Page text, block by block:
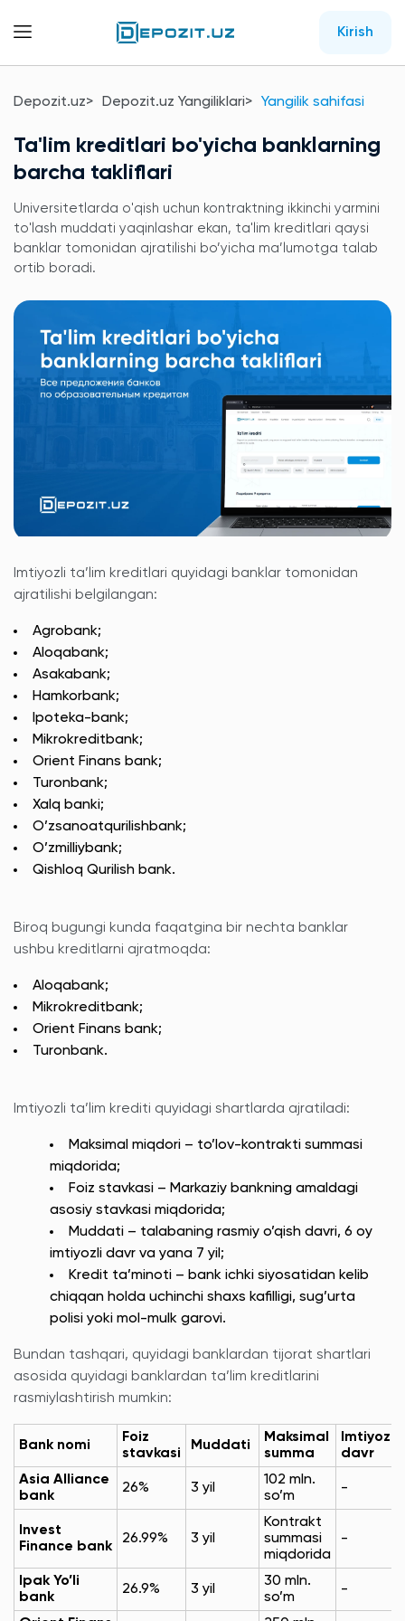
Kirish
Depozit.uz Depozit.uz Yangiliklari Yangilik sahifasi
Ta'lim kreditlari bo'yicha banklarning
barcha takliflari
Universitetlarda o'qish uchun kontraktning ikkinchi yarmini
to'lash muddati yaqinlashar ekan, ta'lim kreditlari qaysi
banklar tomonidan ajratilishi bo’yicha ma’lumotga talab
ortib boradi.
Imtiyozli ta’lim kreditlari quyidagi banklar tomonidan
ajratilishi belgilangan:
Agrobank;
Aloqabank;
Asakabank;
Hamkorbank;
Ipoteka-bank;
Mikrokreditbank;
Orient Finans bank;
Turonbank;
Xalq banki;
O’zsanoatqurilishbank;
O’zmilliybank;
Qishloq Qurilish bank.
Biroq bugungi kunda faqatgina bir nechta banklar
ushbu kreditlarni ajratmoqda:
Aloqabank;
Mikrokreditbank;
Orient Finans bank;
Turonbank.
Imtiyozli ta’lim krediti quyidagi shartlarda ajratiladi:
Maksimal miqdori – to’lov-kontrakti summasi
miqdorida;
Foiz stavkasi – Markaziy bankning amaldagi
asosiy stavkasi miqdorida;
Muddati – talabaning rasmiy o’qish davri, 6 oy
imtiyozli davr va yana 7 yil;
Kredit ta’minoti – bank ichki siyosatidan kelib
chiqqan holda uchinchi shaxs kafilligi, sug’urta
polisi yoki mol-mulk garovi.
Bundan tashqari, quyidagi banklardan tijorat shartlari
asosida quyidagi banklardan ta’lim kreditlarini
rasmiylashtirish mumkin:
Bank nomi
Foiz
stavkasi
Muddati
Maksimal
summa
Imtiyozli
davr
Asia Alliance
bank
26% 3 yil
102 mln.
so’m
-
Invest
Finance bank
26.99% 3 yil
Kontrakt
summasi
miqdorida
-
Ipak Yo’li
bank
26.9% 3 yil
30 mln.
so’m
-